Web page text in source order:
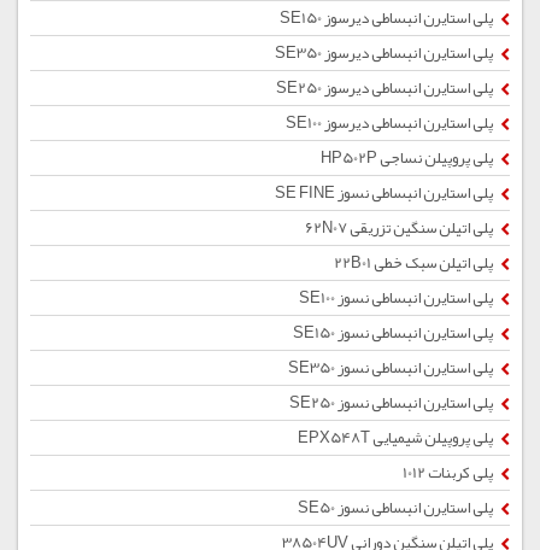
پلی استایرن انبساطی دیرسوز SE150
پلی استایرن انبساطی دیرسوز SE350
پلی استایرن انبساطی دیرسوز SE250
پلی استایرن انبساطی دیرسوز SE100
پلی پروپیلن نساجی HP502P
پلی استایرن انبساطی نسوز SE FINE
پلی اتیلن سنگین تزریقی 62N07
پلی اتیلن سبک خطی 22B01
پلی استایرن انبساطی نسوز SE100
پلی استایرن انبساطی نسوز SE150
پلی استایرن انبساطی نسوز SE350
پلی استایرن انبساطی نسوز SE250
پلی پروپیلن شیمیایی EPX548T
پلی کربنات 1012
پلی استایرن انبساطی نسوز SE50
پلی اتیلن سنگین دورانی 38504UV